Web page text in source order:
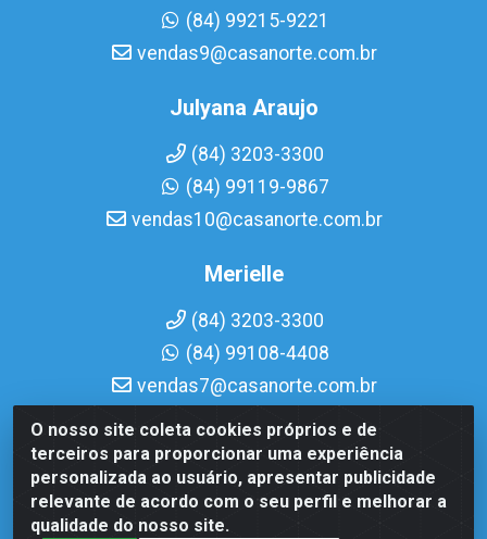
O nosso site coleta cookies próprios e de
terceiros para proporcionar uma experiência
personalizada ao usuário, apresentar publicidade
relevante de acordo com o seu perfil e melhorar a
qualidade do nosso site.
(84) 99215-9221
vendas9@casanorte.com.br
Julyana Araujo
(84) 3203-3300
(84) 99119-9867
vendas10@casanorte.com.br
Merielle
(84) 3203-3300
(84) 99108-4408
vendas7@casanorte.com.br
Casa Norte LTDA - Av. Interventor Mário Câmara, 1815 -
Dix-Sept Rosado, Natal/RN - CEP 59054-600 - CNPJ
08.713.513/0001-51